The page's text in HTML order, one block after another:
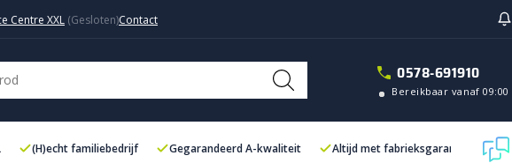
Centre XXL Contact
0578-691910
Bereikbaar vanaf 09:00
(H)echt familiebedrijf Gegarandeerd A-kwaliteit Altijd met fabrieksgarantie